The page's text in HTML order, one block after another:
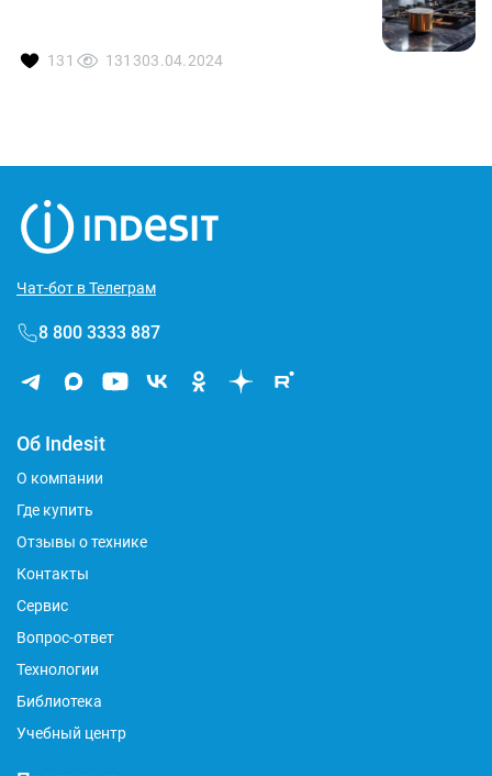
131 131303.04.2024
Чат-бот в Телеграм
8 800 3333 887
Об Indesit
О компании
Где купить
Отзывы о технике
Контакты
Сервис
Вопрос-ответ
Технологии
Библиотека
Учебный центр